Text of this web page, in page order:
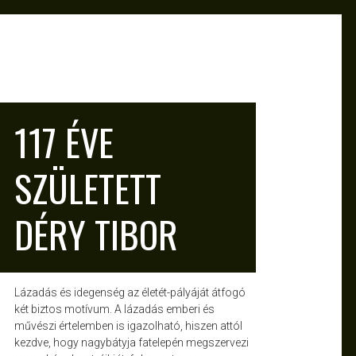
117 ÉVE
SZÜLETETT
DÉRY TIBOR
Lázadás és idegenség az életét-pályáját átfogó
két biztos motívum. A lázadás emberi és
művészi értelemben is igazolható, hiszen attól
kezdve, hogy nagybátyja fatelepén megszervezi